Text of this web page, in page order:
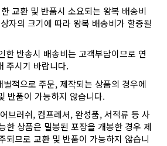
교환 및 반품시 소요되는 왕복 배송비
자의 크기에 따라 왕복 배송비가 할증될
한 반송시 배송비는 고객부담이므로 연
주시기 바랍니다.
적으로 주문, 제작되는 상품의 경우에
반품이 가능하지 않습니다.
브러쉬, 컴프레셔, 완성품, 서적류 등 사
한 상품은 밀봉된 포장을 개봉한 경우 제
되므로 교환 및 반품이 가능하지 않습니